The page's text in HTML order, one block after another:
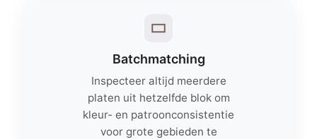
Batchmatching
Inspecteer altijd meerdere
platen uit hetzelfde blok om
kleur- en patroonconsistentie
voor grote gebieden te